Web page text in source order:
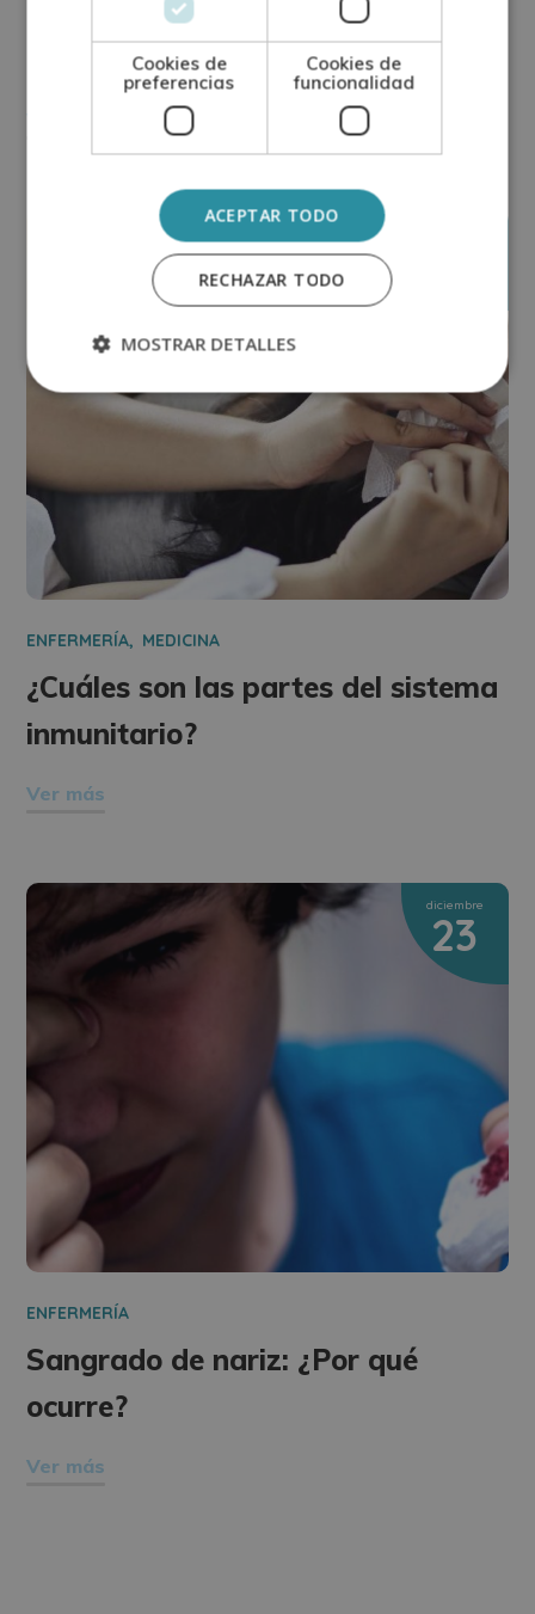
¿Qué se necesita para estudiar
enfermería?
ENFERMERÍA MEDICINA
¿Cuáles son las partes del sistema
inmunitario?
Ver más
diciembre
23
ENFERMERÍA
Sangrado de nariz: ¿Por qué
ocurre?
Ver más
Cookies de
preferencias
Cookies de
funcionalidad
ACEPTAR TODO
RECHAZAR TODO
MOSTRAR DETALLES